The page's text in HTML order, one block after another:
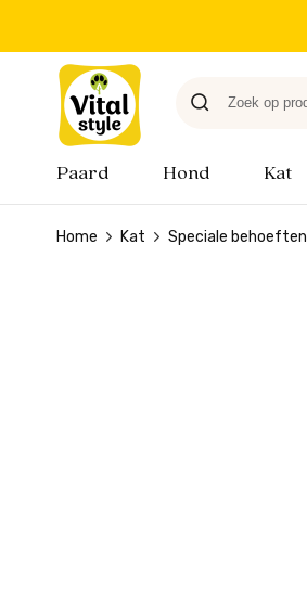
Paard Hond Kat
Home Kat Speciale behoeften